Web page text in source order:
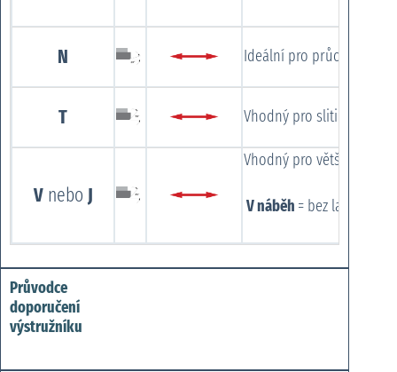
N Ideální pro průchozí
T Vhodný pro slitiny na
Vnebo J
Vhodný pro většinu
V náběh = bez lamače
Průvodce
doporučení
výstružníku